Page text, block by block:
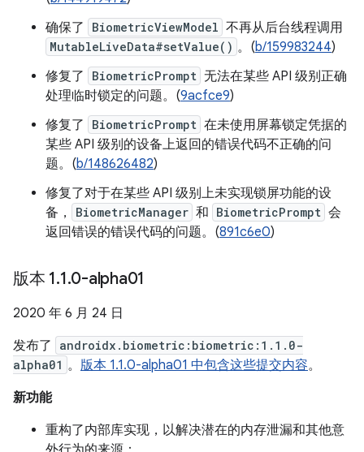
确保了
BiometricViewModel 不再从后台线程调用
MutableLiveData#setValue() 。(b/159983244)
修复了
BiometricPrompt 无法在某些 API 级别正确
处理临时锁定的问题。(9acfce9)
修复了
BiometricPrompt 在未使用屏幕锁定凭据的
某些 API 级别的设备上返回的错误代码不正确的问
题。(b/148626482)
修复了对于在某些 API 级别上未实现锁屏功能的设
备，
BiometricManager 和 BiometricPrompt 会
返回错误的错误代码的问题。(891c6e0)
版本 1.1.0-alpha01
2020 年 6 月 24 日
发布了
androidx.biometric:biometric:1.1.0-
alpha01 。 版本 1.1.0-alpha01 中包含这些提交内容。
新功能
重构了内部库实现，以解决潜在的内存泄漏和其他意